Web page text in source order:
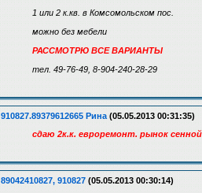
1 или 2 к.кв. в Комсомольском пос.
можно без мебели
РАССМОТРЮ ВСЕ ВАРИАНТЫ
тел. 49-76-49, 8-904-240-28-29
910827.89379612665 Рина (05.05.2013 00:31:35)
сдаю 2к.к. евроремонт. рынок
89042410827, 910827 (05.05.2013 00:30:14)